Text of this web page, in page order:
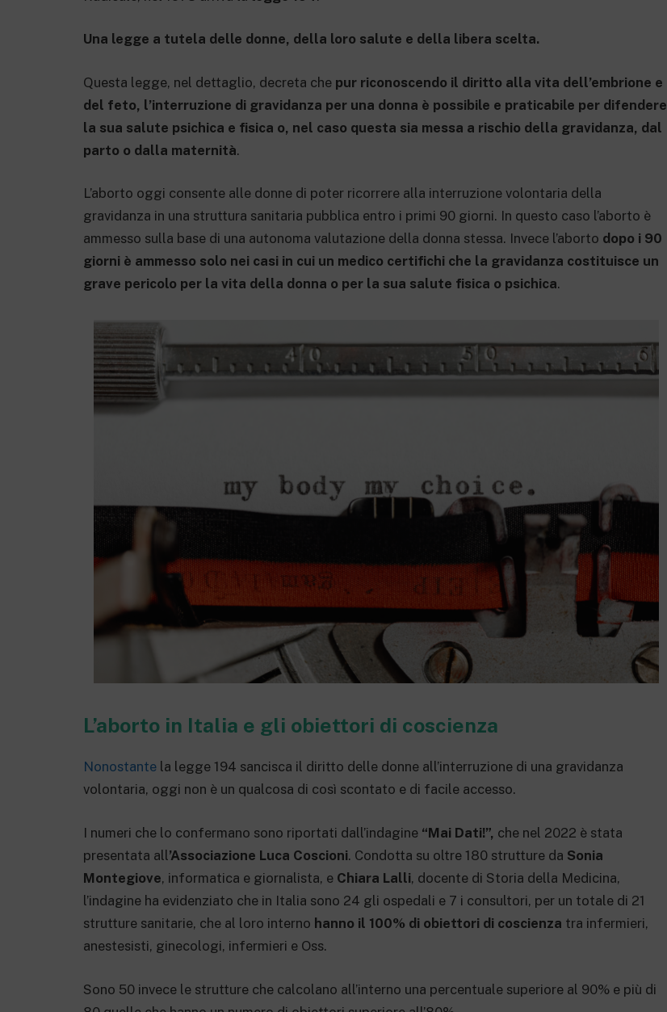
Una legge a tutela delle donne, della loro salute e della libera scelta.
Questa legge, nel dettaglio, decreta che pur riconoscendo il diritto alla vita dell’embrione e
del feto, l’interruzione di gravidanza per una donna è possibile e praticabile per difendere
la sua salute psichica e fisica o, nel caso questa sia messa a rischio della gravidanza, dal
parto o dalla maternità.
L’aborto oggi consente alle donne di poter ricorrere alla interruzione volontaria della
gravidanza in una struttura sanitaria pubblica entro i primi 90 giorni. In questo caso l’aborto è
ammesso sulla base di una autonoma valutazione della donna stessa. Invece l’aborto dopo i 90
giorni è ammesso solo nei casi in cui un medico certifichi che la gravidanza costituisce un
grave pericolo per la vita della donna o per la sua salute fisica o psichica.
L’aborto in Italia e gli obiettori di coscienza
Nonostante la legge 194 sancisca il diritto delle donne all’interruzione di una gravidanza
volontaria, oggi non è un qualcosa di così scontato e di facile accesso.
I numeri che lo confermano sono riportati dall’indagine “Mai Dati!”, che nel 2022 è stata
presentata all’Associazione Luca Coscioni. Condotta su oltre 180 strutture da Sonia
Montegiove, informatica e giornalista, e Chiara Lalli, docente di Storia della Medicina,
l’indagine ha evidenziato che in Italia sono 24 gli ospedali e 7 i consultori, per un totale di 21
strutture sanitarie, che al loro interno hanno il 100% di obiettori di coscienza tra infermieri,
anestesisti, ginecologi, infermieri e Oss.
Sono 50 invece le strutture che calcolano all’interno una percentuale superiore al 90% e più di